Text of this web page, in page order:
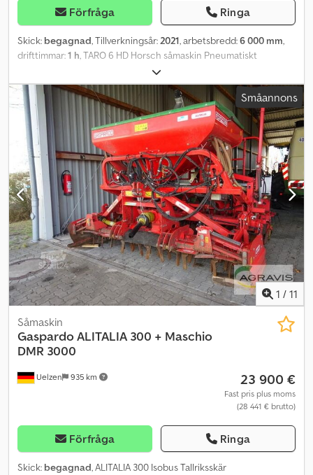
Förfråga Ringa
Skick: begagnad, Tillverkningsår: 2021, arbetsbredd:6 000 mm,
drifttimmar:1 h , TARO 6 HD Horsch såmaskin Pneumatiskt
utsädessystem med enkel tornvariant 3-punktsbärande ram
Chedpsyfx Ebsfx Ap Isa Belysning PowerDisc-såkroppar med 16,7
cm radavstånd Ytterligare 25 cm linjeavstånd & Sysi Singular-
såkroppar Såflödeskontroll singeltornsåsats 24 såflödessensorer
med 32 mm diameter
Småannons
1 / 11
Uelzen 935 km
Såmaskin
GaspardoALITALIA 300 + Maschio
DMR 3000
23 900 €
Fast pris plus moms
(28 441 € brutto)
Förfråga Ringa
Skick: begagnad, ALITALIA 300 Isobus Tallriksskär